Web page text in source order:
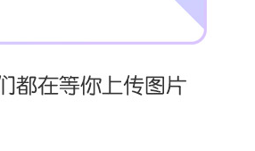
璃碎片粘